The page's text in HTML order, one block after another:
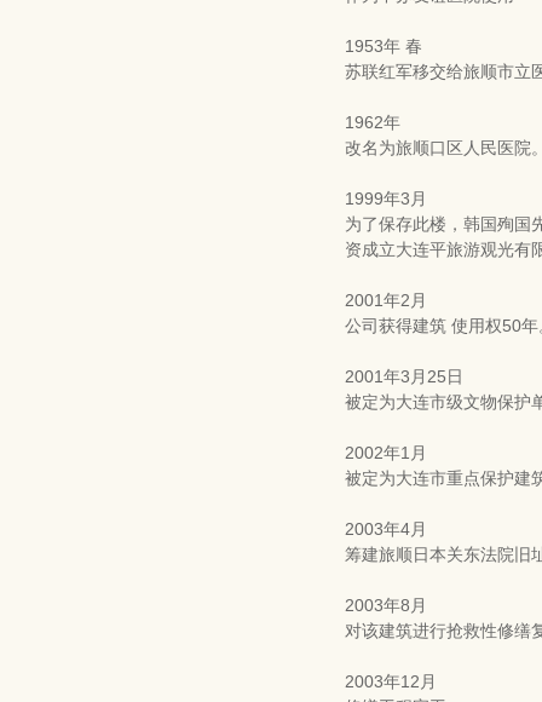
1953年 春
苏联红军移交给旅顺市立
1962年
改名为旅顺口区人民医院
1999年3月
为了保存此楼，韩国殉国
资成立大连平旅游观光有
2001年2月
公司获得建筑 使用权50年
2001年3月25日
被定为大连市级文物保护
2002年1月
被定为大连市重点保护建
2003年4月
筹建旅顺日本关东法院旧
2003年8月
对该建筑进行抢救性修缮
2003年12月